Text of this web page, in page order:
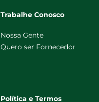
Trabalhe Conosco
Nossa Gente
Quero ser Fornecedor
Política e Termos